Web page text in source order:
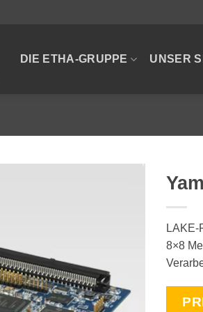
DIE ETHA-GRUPPE UNSER
LAKE-
8×8